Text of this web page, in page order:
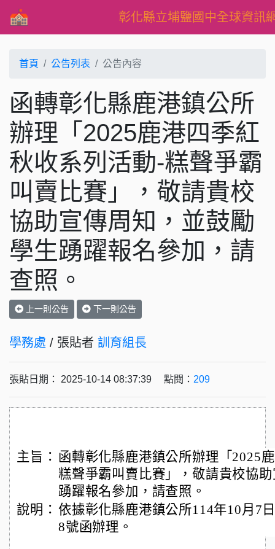
彰化縣立埔鹽國中全球資訊
首頁 公告列表 公告內容
函轉彰化縣鹿港鎮公所
辦理「2025鹿港四季紅
秋收系列活動-糕聲爭霸
叫賣比賽」，敬請貴校
協助宣傳周知，並鼓勵
學生踴躍報名參加，請
查照。
上一則公告 下一則公告
學務處 / 張貼者 訓育組長
張貼日期： 2025-10-14 08:37:39 點閱： 209
主旨： 函轉彰化縣鹿港鎮公所辦理「2025
糕聲爭霸叫賣比賽」，敬請貴校協
踴躍報名參加，請查照。
說明： 依據彰化縣鹿港鎮公所114年10月7
8號函辦理。